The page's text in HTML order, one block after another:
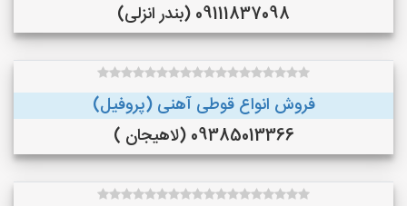
09111837098 (بندر انزلی)
فروش انواع قوطی آهنی (پروفیل)
09385013366 (لاهیجان )